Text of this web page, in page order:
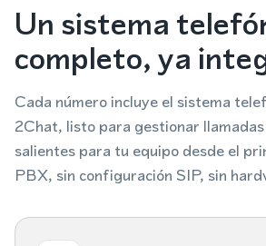
Un sistema
completo, ya
Cada número incluye el sistema
2Chat, listo para gestionar
salientes para tu equipo desde el
PBX, sin configuración SIP, sin